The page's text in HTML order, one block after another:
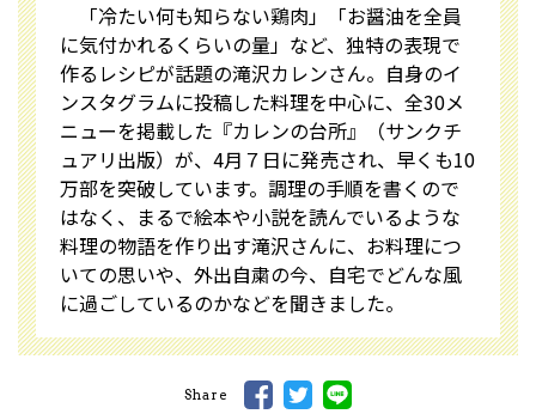
「冷たい何も知らない鶏肉」「お醤油を全員
に気付かれるくらいの量」など、独特の表現で
作るレシピが話題の滝沢カレンさん。自身のイ
ンスタグラムに投稿した料理を中心に、全30メ
ニューを掲載した『カレンの台所』（サンクチ
ュアリ出版）が、4月７日に発売され、早くも10
万部を突破しています。調理の手順を書くので
はなく、まるで絵本や小説を読んでいるような
料理の物語を作り出す滝沢さんに、お料理につ
いての思いや、外出自粛の今、自宅でどんな風
に過ごしているのかなどを聞きました。
Share